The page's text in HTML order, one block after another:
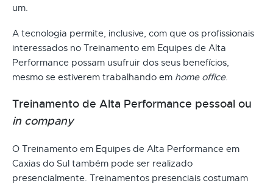
um.
A tecnologia permite, inclusive, com que os profissionais
interessados no Treinamento em Equipes de Alta
Performance possam usufruir dos seus benefícios,
mesmo se estiverem trabalhando em home office.
Treinamento de Alta Performance pessoal ou
in company
O Treinamento em Equipes de Alta Performance em
Caxias do Sul também pode ser realizado
presencialmente. Treinamentos presenciais costumam